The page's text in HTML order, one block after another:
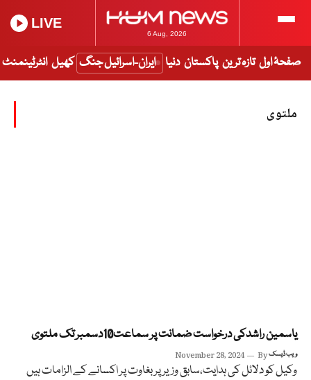
6 Aug, 2026
LIVE
صفحۂ اول تازہ ترین پاکستان دنیا ایران-اسرائیل جنگ کھیل انٹرٹینمنٹ
ملتوی
یاسمین راشدکی درخواست ضمانت پر سماعت10دسمبر تک ملتوی
November 28, 2024 Byویب ڈیسک
وکیل کو دلائل کی ہدایت،سابق وزیر پر بغاوت پر اکسانے کے الزامات ہیں